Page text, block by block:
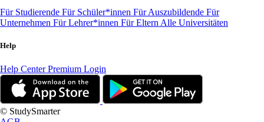
Für Studierende Für Schüler*innen Für Auszubildende Für
Unternehmen Für Lehrer*innen Für Eltern Alle Universitäten
Help
Help CenterPremium Login
© StudySmarter